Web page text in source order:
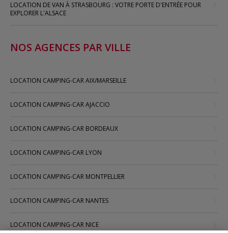
LOCATION DE VAN À STRASBOURG : VOTRE PORTE D'ENTRÉE POUR
EXPLORER L'ALSACE
NOS AGENCES PAR VILLE
LOCATION CAMPING-CAR AIX/MARSEILLE
LOCATION CAMPING-CAR AJACCIO
LOCATION CAMPING-CAR BORDEAUX
LOCATION CAMPING-CAR LYON
LOCATION CAMPING-CAR MONTPELLIER
LOCATION CAMPING-CAR NANTES
LOCATION CAMPING-CAR NICE